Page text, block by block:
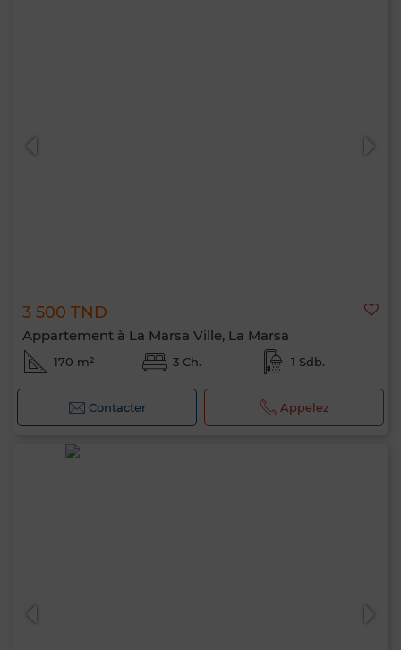
3 500 TND
Appartement à La Marsa Ville, La Marsa
170 m² 3 Ch. 1 Sdb.
Contacter Appelez